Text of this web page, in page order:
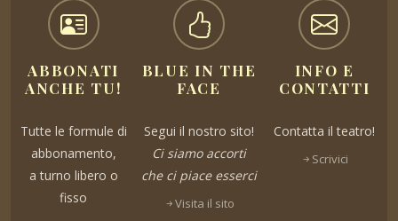
ABBONATI
ANCHE TU!
Tutte le formule di
abbonamento,
a turno libero o
fisso
BLUE IN THE
FACE
Segui il nostro sito!
Ci siamo accorti
che ci piace esserci
Visita il sito
INFO E
CONTATTI
Contatta il teatro!
Scrivici